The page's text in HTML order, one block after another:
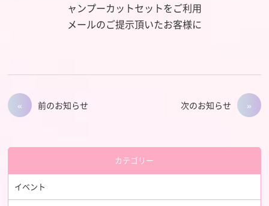
ャンプーカットセットをご利用
メールのご提示頂いたお客様に
前のお知らせ 次のお知らせ
カテゴリー
イベント